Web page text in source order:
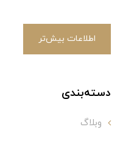
اطلاعات بیش‌تر
دسته‌بندی
وبلاگ